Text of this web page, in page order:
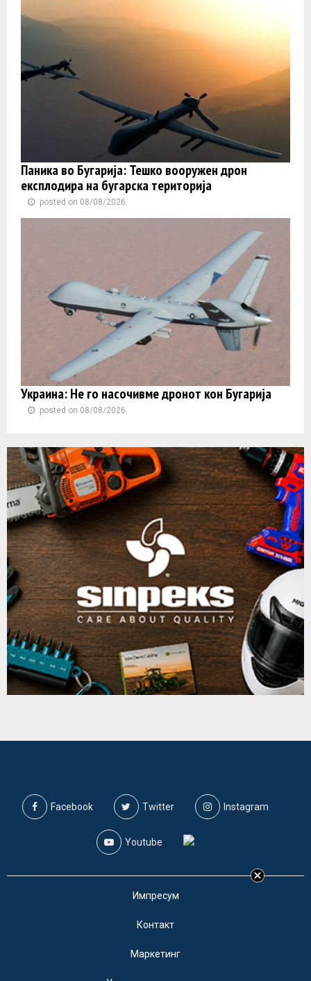
Паника во Бугарија: Тешко вооружен дрон
експлодира на бугарска територија
posted on 08/08/2026
Украина: Не го насочивме дронот кон Бугарија
posted on 08/08/2026
Facebook Twitter Instagram
Youtube
Импресум
Контакт
Маркетинг